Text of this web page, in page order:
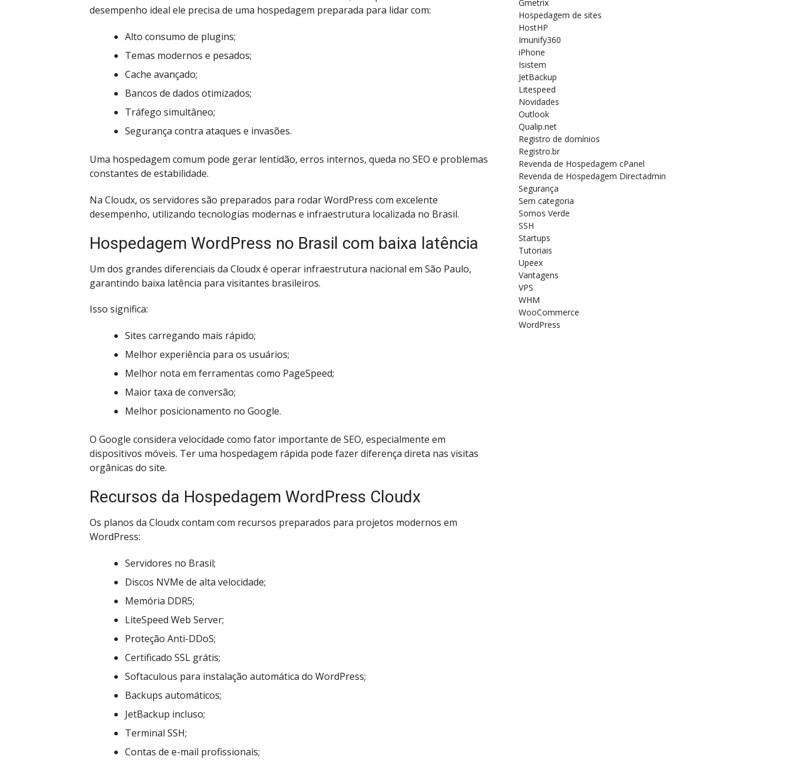
desempenho ideal ele precisa de uma hospedagem preparada para lidar com:
Alto consumo de plugins;
Temas modernos e pesados;
Cache avançado;
Bancos de dados otimizados;
Tráfego simultâneo;
Segurança contra ataques e invasões.
Uma hospedagem comum pode gerar lentidão, erros internos, queda no SEO e problemas
constantes de estabilidade.
Na Cloudx, os servidores são preparados para rodar WordPress com excelente
desempenho, utilizando tecnologias modernas e infraestrutura localizada no Brasil.
Hospedagem WordPress no Brasil com baixa latência
Um dos grandes diferenciais da Cloudx é operar infraestrutura nacional em São Paulo,
garantindo baixa latência para visitantes brasileiros.
Isso significa:
Sites carregando mais rápido;
Melhor experiência para os usuários;
Melhor nota em ferramentas como PageSpeed;
Maior taxa de conversão;
Melhor posicionamento no Google.
O Google considera velocidade como fator importante de SEO, especialmente em
dispositivos móveis. Ter uma hospedagem rápida pode fazer diferença direta nas visitas
orgânicas do site.
Recursos da Hospedagem WordPress Cloudx
Os planos da Cloudx contam com recursos preparados para projetos modernos em
WordPress:
Servidores no Brasil;
Discos NVMe de alta velocidade;
Memória DDR5;
LiteSpeed Web Server;
Proteção Anti-DDoS;
Certificado SSL grátis;
Softaculous para instalação automática do WordPress;
Backups automáticos;
JetBackup incluso;
Terminal SSH;
Contas de e-mail profissionais;
Gmetrix
Hospedagem de sites
HostHP
Imunify360
iPhone
Isistem
JetBackup
Litespeed
Novidades
Outlook
Qualip.net
Registro de domínios
Registro.br
Revenda de Hospedagem cPanel
Revenda de Hospedagem Directadmin
Segurança
Sem categoria
Somos Verde
SSH
Startups
Tutoriais
Upeex
Vantagens
VPS
WHM
WooCommerce
WordPress